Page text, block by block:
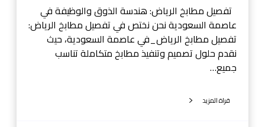
تفصيل مطابخ الرياض: هندسة الذوق والوظيفة في
عاصمة السعودية نحن نختص في تفصيل مطابخ الرياض:
تفصيل مطابخ الرياض_في عاصمة السعودية، حيث
نقدم حلول تصميم وتنفيذ مطابخ متكاملة تناسب
جميع…
قراة المزيد